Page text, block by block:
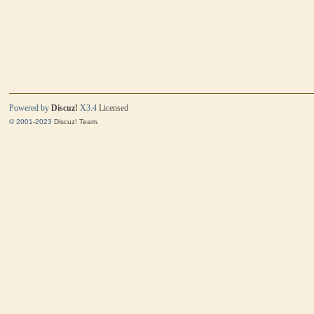
Powered byDiscuz! X3.4 Licensed
© 2001-2023Discuz! Team